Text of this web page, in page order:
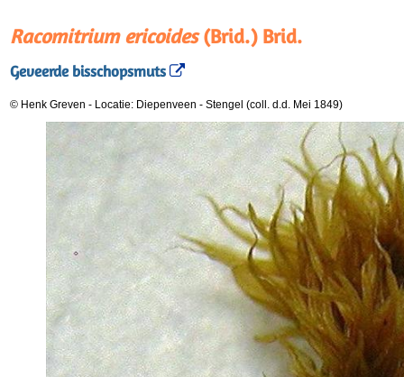
Racomitrium ericoides(Brid.) Brid.
Geveerde bisschopsmuts
© Henk Greven - Locatie: Diepenveen - Stengel (coll. d.d. Mei 1849)